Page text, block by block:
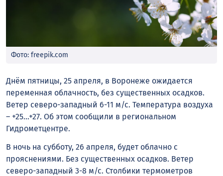
Фото: freepik.com
Днём пятницы, 25 апреля, в Воронеже ожидается
переменная облачность, без существенных осадков.
Ветер северо-западный 6-11 м/с. Температура воздуха
– +25…+27. Об этом сообщили в региональном
Гидрометцентре.
В ночь на субботу, 26 апреля, будет облачно с
прояснениями. Без существенных осадков. Ветер
северо-западный 3-8 м/с. Столбики термометров